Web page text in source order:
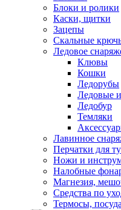
Блоки и ролики
Каски, щитки
Зацепы
Скальные
Ледовое
Клювы
Кошки
Ледорубы
Ледовые
Ледобур
Темляки
Лавинное
Перчатки для
Ножи и
Налобные
Магнезия,
Средства по
Термосы, посуда